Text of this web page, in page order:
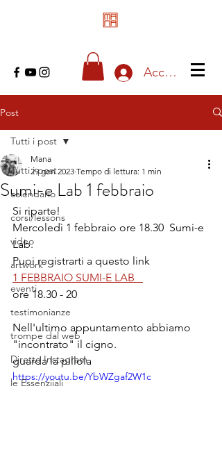
Accedi
Post
Tutti i post
calendario
corsi/lessons
video
artwork
eventi
testimonianze
trompe dal web
Dirette Instagram
le Essenziiali
Tutti i post
Sumi-e Lab 1 febbraio
Mana
29 gen 2023 Tempo di lettura: 1 min
Si riparte!
Mercoledì 1 febbraio ore 18.30  Sumi-e
Lab.
Puoi registrarti a questo link
1 FEBBRAIO SUMI-E LAB
ore 18.30 - 20
Nell'ultimo appuntamento abbiamo
"incontrato" il cigno.
guarda la pillola
https://youtu.be/YbWZgaf2W1c